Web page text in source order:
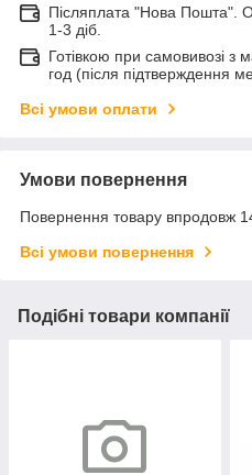
Післяплата "Нова Пошта".
1-3 діб.
Готівкою при самовивозі з
год (після підтверждення
Всі умови оплати
Умови повернення
Повернення товару впродовж
Всі умови повернення
Подібні товари компанії